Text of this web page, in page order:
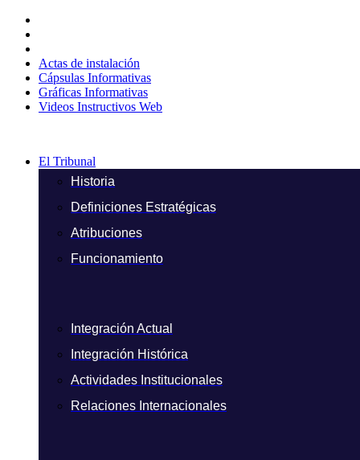
contenido
Actas de instalación
Cápsulas Informativas
Gráficas Informativas
Videos Instructivos Web
El Tribunal
Historia
Definiciones Estratégicas
Atribuciones
Funcionamiento
Integración Actual
Integración Histórica
Actividades Institucionales
Relaciones Internacionales